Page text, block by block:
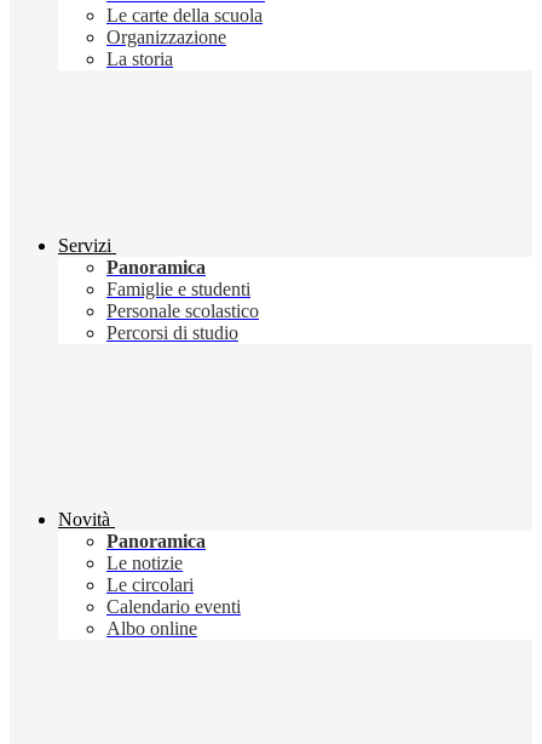
Le carte della scuola
Organizzazione
La storia
Servizi
Panoramica
Famiglie e studenti
Personale scolastico
Percorsi di studio
Novità
Panoramica
Le notizie
Le circolari
Calendario eventi
Albo online